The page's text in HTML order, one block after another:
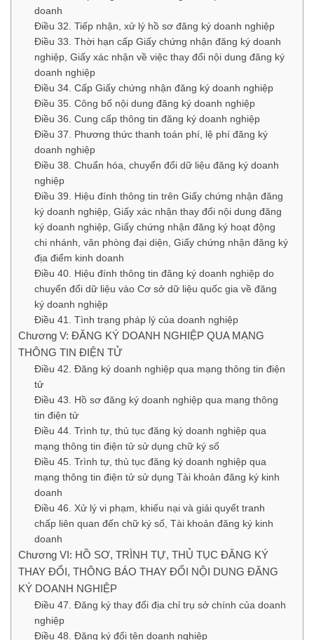
doanh
Điều 32. Tiếp nhận, xử lý hồ sơ đăng ký doanh nghiệp
Điều 33. Thời hạn cấp Giấy chứng nhận đăng ký doanh
nghiệp, Giấy xác nhận về việc thay đổi nội dung đăng ký
doanh nghiệp
Điều 34. Cấp Giấy chứng nhận đăng ký doanh nghiệp
Điều 35. Công bố nội dung đăng ký doanh nghiệp
Điều 36. Cung cấp thông tin đăng ký doanh nghiệp
Điều 37. Phương thức thanh toán phí, lệ phí đăng ký
doanh nghiệp
Điều 38. Chuẩn hóa, chuyển đổi dữ liệu đăng ký doanh
nghiệp
Điều 39. Hiệu đính thông tin trên Giấy chứng nhận đăng
ký doanh nghiệp, Giấy xác nhận thay đổi nội dung đăng
ký doanh nghiệp, Giấy chứng nhận đăng ký hoạt động
chi nhánh, văn phòng đại diện, Giấy chứng nhận đăng ký
địa điểm kinh doanh
Điều 40. Hiệu đính thông tin đăng ký doanh nghiệp do
chuyển đổi dữ liệu vào Cơ sở dữ liệu quốc gia về đăng
ký doanh nghiệp
Điều 41. Tình trạng pháp lý của doanh nghiệp
Chương V: ĐĂNG KÝ DOANH NGHIỆP QUA MẠNG
THÔNG TIN ĐIỆN TỬ
Điều 42. Đăng ký doanh nghiệp qua mạng thông tin điện
tử
Điều 43. Hồ sơ đăng ký doanh nghiệp qua mạng thông
tin điện tử
Điều 44. Trình tự, thủ tục đăng ký doanh nghiệp qua
mạng thông tin điện tử sử dụng chữ ký số
Điều 45. Trình tự, thủ tục đăng ký doanh nghiệp qua
mạng thông tin điện tử sử dụng Tài khoản đăng ký kinh
doanh
Điều 46. Xử lý vi phạm, khiếu nại và giải quyết tranh
chấp liên quan đến chữ ký số, Tài khoản đăng ký kinh
doanh
Chương VI: HỒ SƠ, TRÌNH TỰ, THỦ TỤC ĐĂNG KÝ
THAY ĐỔI, THÔNG BÁO THAY ĐỔI NỘI DUNG ĐĂNG
KÝ DOANH NGHIỆP
Điều 47. Đăng ký thay đổi địa chỉ trụ sở chính của doanh
nghiệp
Điều 48. Đăng ký đổi tên doanh nghiệp